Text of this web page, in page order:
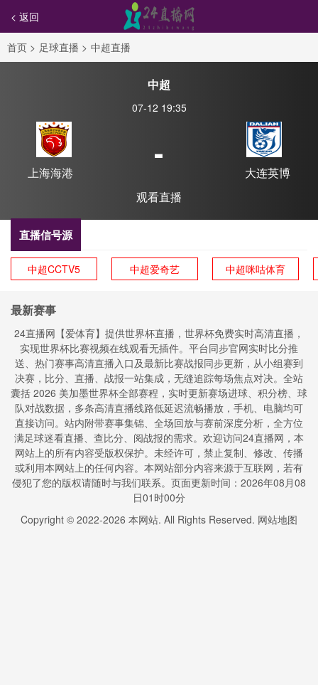
< 返回
首页 > 足球直播 > 中超直播
中超
07-12 19:35
上海海港
-
大连英博
观看直播
直播信号源
中超CCTV5 中超爱奇艺 中超咪咕体育
最新赛事
24直播网【爱体育】提供世界杯直播，世界杯免费实时高清直播，
实现世界杯比赛视频在线观看无插件。平台同步官网实时比分推
送、热门赛事高清直播入口及最新比赛战报同步更新，从小组赛到
决赛，比分、直播、战报一站集成，无缝追踪每场焦点对决。全站
囊括 2026 美加墨世界杯全部赛程，实时更新赛场进球、积分榜、球
队对战数据，多条高清直播线路低延迟流畅播放，手机、电脑均可
直接访问。站内附带赛事集锦、全场回放与赛前深度分析，全方位
满足球迷看直播、查比分、阅战报的需求。欢迎访问24直播网，本
网站上的所有内容受版权保护。未经许可，禁止复制、修改、传播
或利用本网站上的任何内容。本网站部分内容来源于互联网，若有
侵犯了您的版权请随时与我们联系。页面更新时间：2026年08月08
日01时00分
Copyright © 2022-2026 本网站. All Rights Reserved. 网站地图